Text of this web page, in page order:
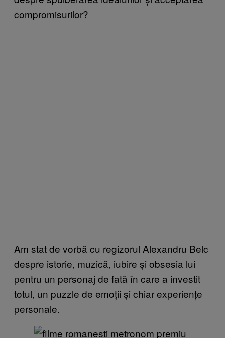
compromisurilor?
Am stat de vorbă cu regizorul Alexandru Belc
despre istorie, muzică, iubire și obsesia lui
pentru un personaj de fată în care a investit
totul, un puzzle de emoții și chiar experiențe
personale.